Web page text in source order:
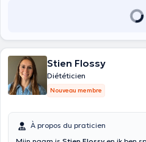
Stien Flossy
Diététicien
Nouveau membre
À propos du praticien